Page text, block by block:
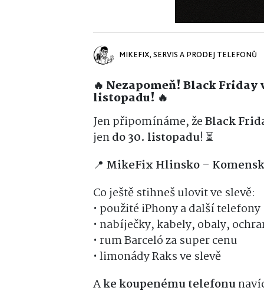
MIKEFIX, SERVIS A PRODEJ TELEFONŮ
🔥 Nezapomeň! Black
listopadu! 🔥
Jen připomínáme, žeBlack
jendo 30. listopadu! ⏳
📍 MikeFix Hlinsko –
Co ještě stihneš ulovit ve slevě:
• použité iPhony a další telefony
• nabíječky, kabely, obaly,
• rum Barceló za super cenu
• limonády Raks ve slevě
Ake koupenému telefonu